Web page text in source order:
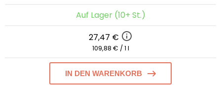
Auf Lager (10+ St.)
27,47 €
109,88 € / 1 l
IN DEN WARENKORB